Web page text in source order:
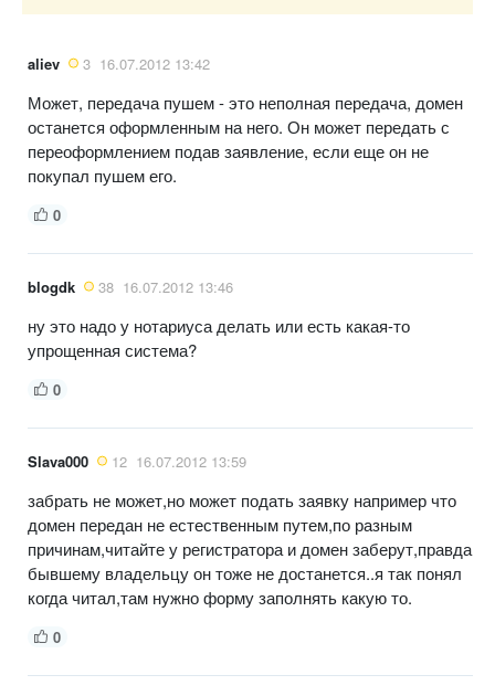
aliev 3 16.07.2012 13:42
Может, передача пушем - это неполная передача, домен
останется оформленным на него. Он может передать с
переоформлением подав заявление, если еще он не
покупал пушем его.
0
blogdk 38 16.07.2012 13:46
ну это надо у нотариуса делать или есть какая-то
упрощенная система?
0
Slava000 12 16.07.2012 13:59
забрать не может,но может подать заявку например что
домен передан не естественным путем,по разным
причинам,читайте у регистратора и домен заберут,правда
бывшему владельцу он тоже не достанется..я так понял
когда читал,там нужно форму заполнять какую то.
0